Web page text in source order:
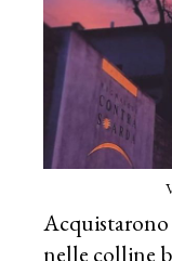
Acquistarono
nelle colline